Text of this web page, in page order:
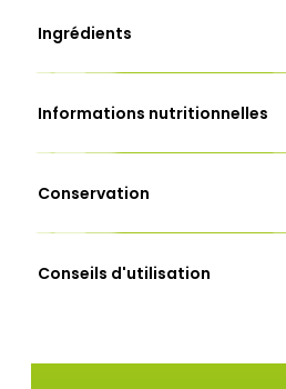
Ingrédients
Informations nutritionnelles
Conservation
Conseils d'utilisation